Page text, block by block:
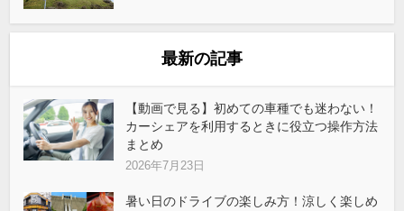
最新の記事
【動画で見る】初めての車種でも迷わない！
カーシェアを利用するときに役立つ操作方法
まとめ
2026年7月23日
暑い日のドライブの楽しみ方！涼しく楽しめ